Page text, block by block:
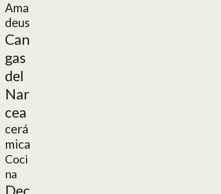
Ama
deus
Can
gas
del
Nar
cea
cerá
mica
Coci
na
Dec